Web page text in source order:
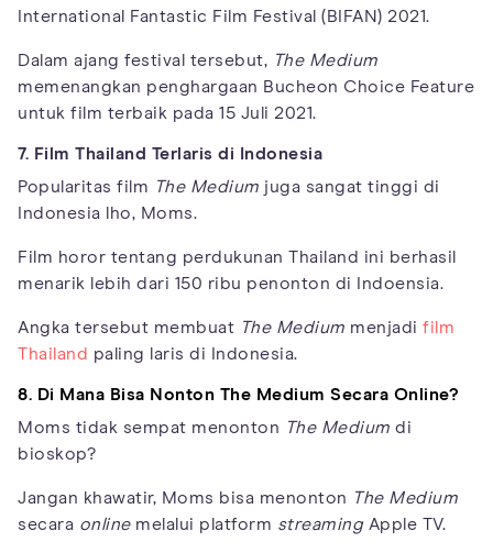
International Fantastic Film Festival (BIFAN) 2021.
Dalam ajang festival tersebut, The Medium
memenangkan penghargaan Bucheon Choice Feature
untuk film terbaik pada 15 Juli 2021.
7. Film Thailand Terlaris di Indonesia
Popularitas film The Medium juga sangat tinggi di
Indonesia lho, Moms.
Film horor tentang perdukunan Thailand ini berhasil
menarik lebih dari 150 ribu penonton di Indoensia.
Angka tersebut membuat The Medium menjadi film
Thailand paling laris di Indonesia.
8. Di Mana Bisa Nonton The Medium Secara Online?
Moms tidak sempat menonton The Medium di
bioskop?
Jangan khawatir, Moms bisa menonton The Medium
secara onlinemelalui platform streamingApple TV.